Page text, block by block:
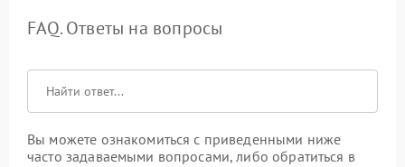
FAQ. Ответы на вопросы
Вы можете ознакомиться с приведенными ниже
часто задаваемыми вопросами, либо обратиться в